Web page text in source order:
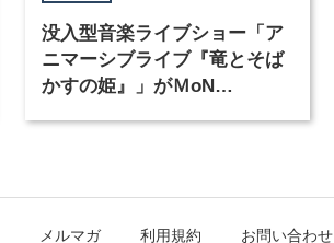
没入型音楽ライブショー「ア
ニマーシブライブ『竜とそば
かすの姫』」がＭoN
メルマガ 利用規約 お問い合わせ